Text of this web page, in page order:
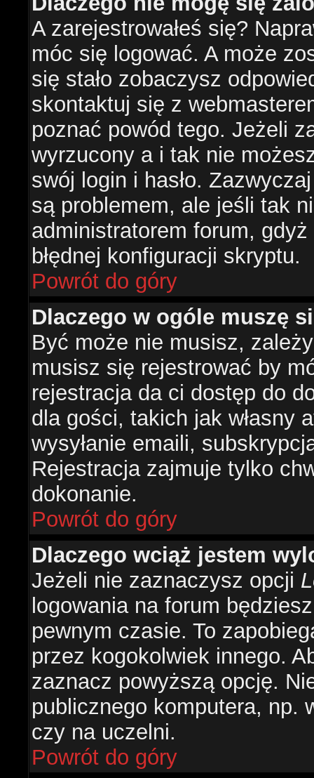
A zarejestrowałeś się?
móc się logować. A może
się stało zobaczysz
skontaktuj się z
poznać powód tego. Jeżeli
wyrzucony a i tak nie
swój login i hasło.
są problemem, ale jeśli tak
administratorem forum,
błędnej konfiguracji skryptu.
Powrót do góry
Dlaczego w ogóle muszę
Być może nie musisz,
musisz się rejestrować by
rejestracja da ci dostęp do
dla gości, takich jak własny
wysyłanie emaili,
Rejestracja zajmuje tylko
dokonanie.
Powrót do góry
Dlaczego wciąż jestem
Jeżeli nie zaznaczysz opcji
logowania na forum
pewnym czasie. To
przez kogokolwiek innego.
zaznacz powyższą opcję.
publicznego komputera, np.
czy na uczelni.
Powrót do góry